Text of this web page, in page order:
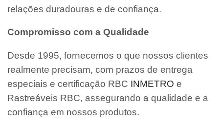
relações duradouras e de confiança.
Compromisso com a Qualidade
Desde 1995, fornecemos o que nossos clientes
realmente precisam, com prazos de entrega
especiais e certificação RBC INMETRO e
Rastreáveis RBC, assegurando a qualidade e a
confiança em nossos produtos.